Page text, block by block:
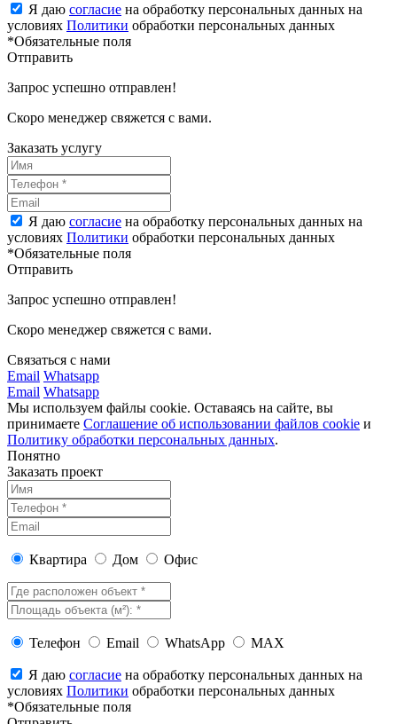
Я даю согласие на обработку персональных данных на
условиях Политики обработки персональных данных
*Обязательные поля
Отправить
Запрос успешно отправлен!
Скоро менеджер свяжется с вами.
Заказать услугу
Я даю согласие на обработку персональных данных на
условиях Политики обработки персональных данных
*Обязательные поля
Отправить
Запрос успешно отправлен!
Скоро менеджер свяжется с вами.
Связаться с нами
Email Whatsapp
Email Whatsapp
Мы используем файлы cookie. Оставаясь на сайте, вы
принимаете Соглашение об использовании файлов cookie и
Политику обработки персональных данных.
Понятно
Заказать проект
Квартира Дом Офис
Телефон Email WhatsApp MAX
Я даю согласие на обработку персональных данных на
условиях Политики обработки персональных данных
*Обязательные поля